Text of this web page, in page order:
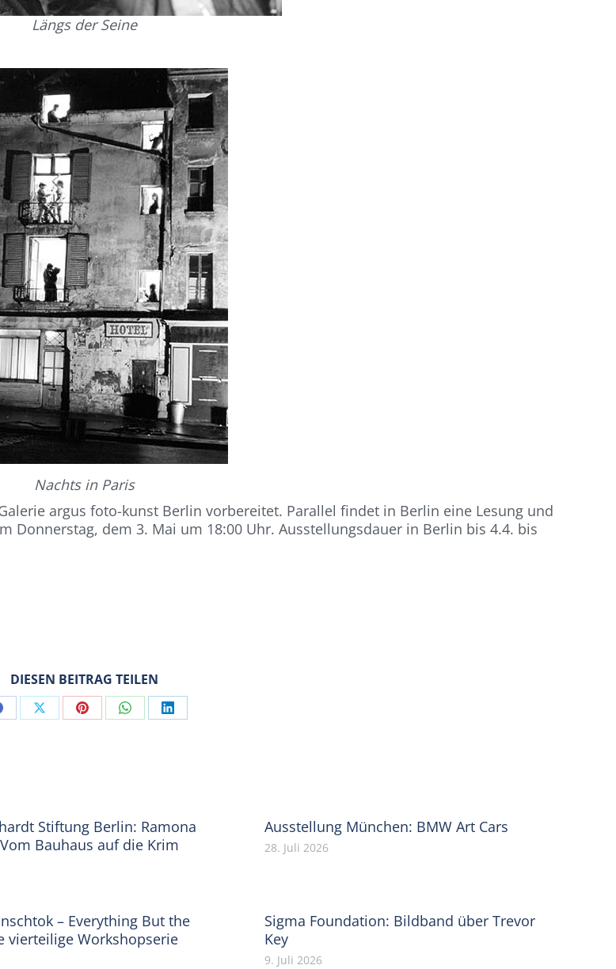
Längs der Seine
Nachts in Paris
argus foto-kunst Berlin vorbereitet. Parallel findet in Berlin eine Lesung und
Donnerstag, dem 3. Mai um 18:00 Uhr. Ausstellungsdauer in Berlin bis 4.4. bis
DIESEN BEITRAG TEILEN
Share Share Share Share
Stiftung Berlin: Ramona
Bauhaus auf die Krim
Ausstellung München: BMW Art Cars
28. Juli 2026
– Everything But the
vierteilige Workshopserie
Sigma Foundation: Bildband über Trevor
Key
9. Juli 2026